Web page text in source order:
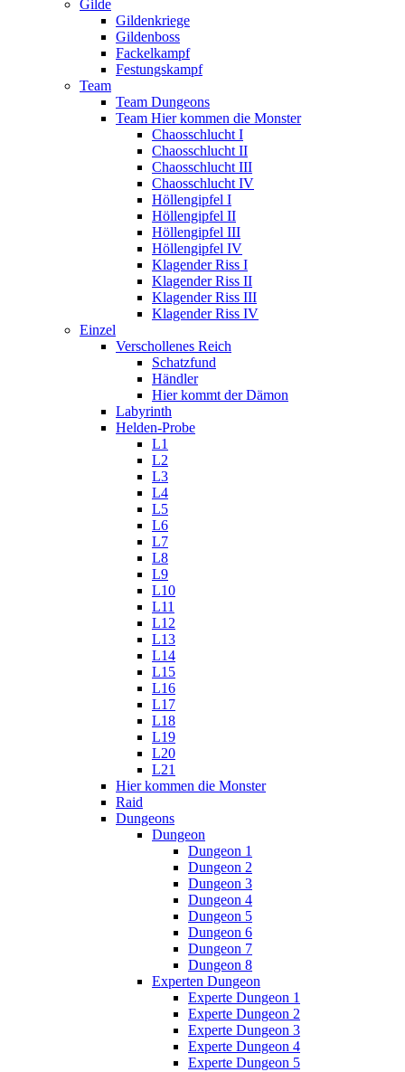
Gilde
Gildenkriege
Gildenboss
Fackelkampf
Festungskampf
Team
Team Dungeons
Team Hier kommen die Monster
Chaosschlucht I
Chaosschlucht II
Chaosschlucht III
Chaosschlucht IV
Höllengipfel I
Höllengipfel II
Höllengipfel III
Höllengipfel IV
Klagender Riss I
Klagender Riss II
Klagender Riss III
Klagender Riss IV
Einzel
Verschollenes Reich
Schatzfund
Händler
Hier kommt der Dämon
Labyrinth
Helden-Probe
L1
L2
L3
L4
L5
L6
L7
L8
L9
L10
L11
L12
L13
L14
L15
L16
L17
L18
L19
L20
L21
Hier kommen die Monster
Raid
Dungeons
Dungeon
Dungeon 1
Dungeon 2
Dungeon 3
Dungeon 4
Dungeon 5
Dungeon 6
Dungeon 7
Dungeon 8
Experten Dungeon
Experte Dungeon 1
Experte Dungeon 2
Experte Dungeon 3
Experte Dungeon 4
Experte Dungeon 5